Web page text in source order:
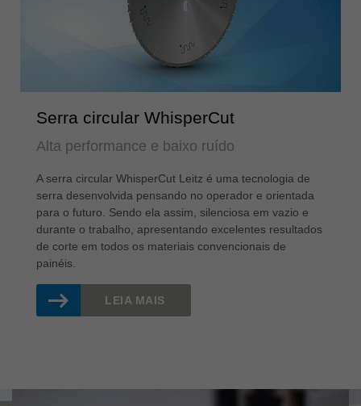
Serra circular WhisperCut
Alta performance e baixo ruído
A serra circular WhisperCut Leitz é uma tecnologia de
serra desenvolvida pensando no operador e orientada
para o futuro. Sendo ela assim, silenciosa em vazio e
durante o trabalho, apresentando excelentes resultados
de corte em todos os materiais convencionais de
painéis.
LEIA MAIS